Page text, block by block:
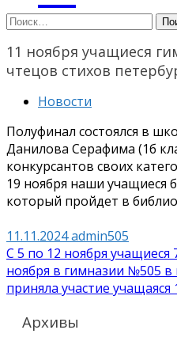
Найти:
11 ноября учащиеся
чтецов стихов
Новости
Полуфинал состоялся в
Данилова Серафима (1б
конкурсантов своих
19 ноября наши учащиеся
который пройдет в
11.11.2024admin505
Навигация
по
записям
C 5 по 12 ноября
ноября в гимназии №505 в
приняла участие учащаяся
Архивы